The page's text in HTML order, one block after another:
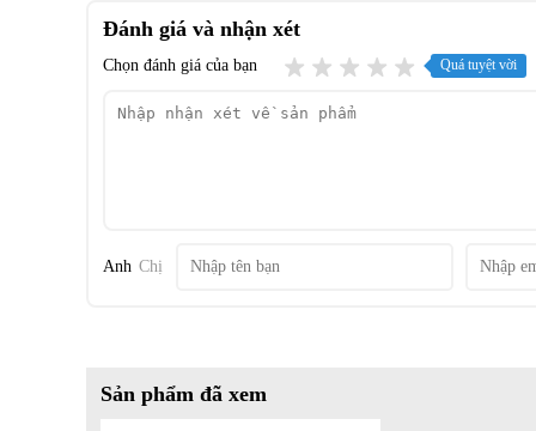
Đánh giá và nhận xét
Chọn đánh giá của bạn Quá tuyệt vời
Anh Chị
Sản phẩm đã xem